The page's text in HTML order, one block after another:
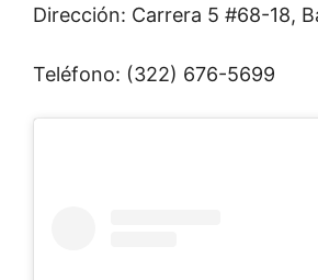
Dirección: Carrera 5 #68-18,
Teléfono: (322) 676-5699